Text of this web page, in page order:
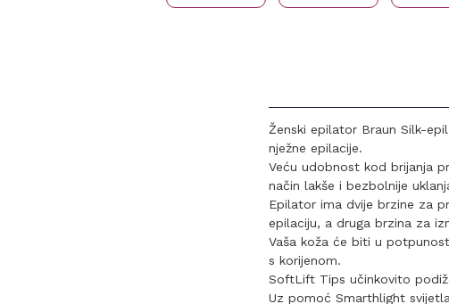
Ženski epilator Braun Silk-
nježne epilacije.
Veću udobnost kod brijanja
način lakše i bezbolnije
Epilator ima dvije brzine za
epilaciju, a druga brzina za
Vaša koža će biti u
s korijenom.
SoftLift Tips učinkovito
Uz pomoć Smarthlight